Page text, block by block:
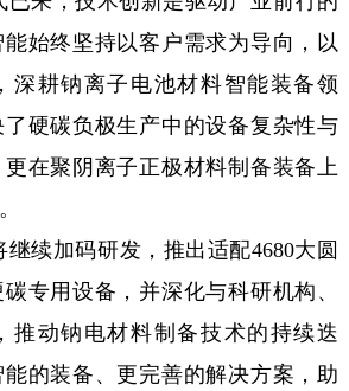
始终坚持以客户需求为导向，以
深耕钠离子电池材料智能装备领
硬碳负极生产中的设备复杂性与
在聚阴离子正极材料制备装备上
加码研发，推出适配4680大圆
专用设备，并深化与科研机构、
推动钠电材料制备技术的持续迭
的装备、更完善的解决方案，助